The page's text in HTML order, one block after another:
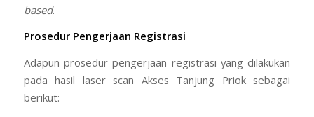
based.
Prosedur Pengerjaan Registrasi
Adapun prosedur pengerjaan registrasi yang dilakukan
pada hasil laser scan Akses Tanjung Priok sebagai
berikut: